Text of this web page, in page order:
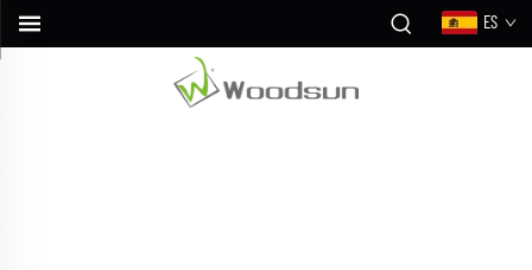
ES